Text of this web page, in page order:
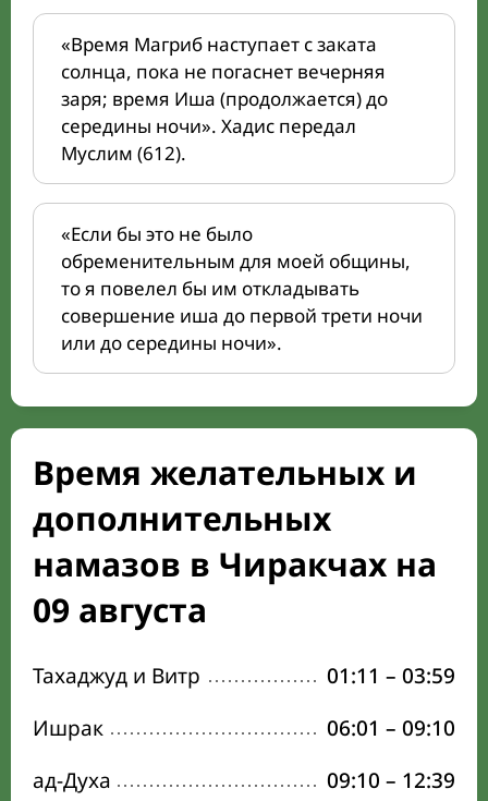
«Время Магриб наступает с заката
солнца, пока не погаснет вечерняя
заря; время Иша (продолжается) до
середины ночи». Хадис передал
Муслим (612).
«Если бы это не было
обременительным для моей общины,
то я повелел бы им откладывать
совершение иша до первой трети ночи
или до середины ночи».
Время желательных и
дополнительных
намазов в Чиракчах на
09 августа
Тахаджуд и Витр 01:11 – 03:59
Ишрак
06:01 – 09:10
ад-Духа
09:10 – 12:39